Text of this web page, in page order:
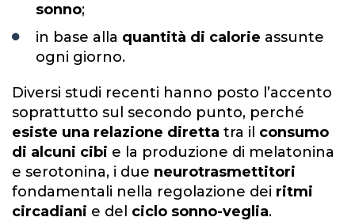
sonno;
in base alla quantità di calorie assunte
ogni giorno.
Diversi studi recenti hanno posto l’accento
soprattutto sul secondo punto, perché
esiste una relazione diretta tra il consumo
di alcuni cibi e la produzione di melatonina
e serotonina, i due neurotrasmettitori
fondamentali nella regolazione dei ritmi
circadiani e del ciclo sonno-veglia.